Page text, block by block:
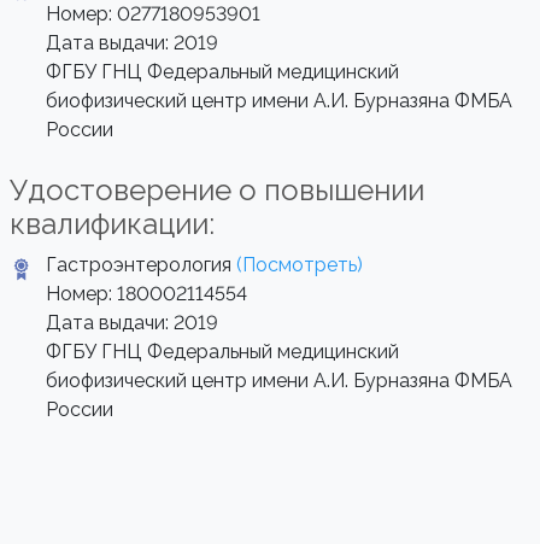
Номер: 0277180953901
Дата выдачи: 2019
ФГБУ ГНЦ Федеральный медицинский
биофизический центр имени А.И. Бурназяна ФМБА
России
Удостоверение о повышении
квалификации:
Гастроэнтерология (Посмотреть)
Номер: 180002114554
Дата выдачи: 2019
ФГБУ ГНЦ Федеральный медицинский
биофизический центр имени А.И. Бурназяна ФМБА
России